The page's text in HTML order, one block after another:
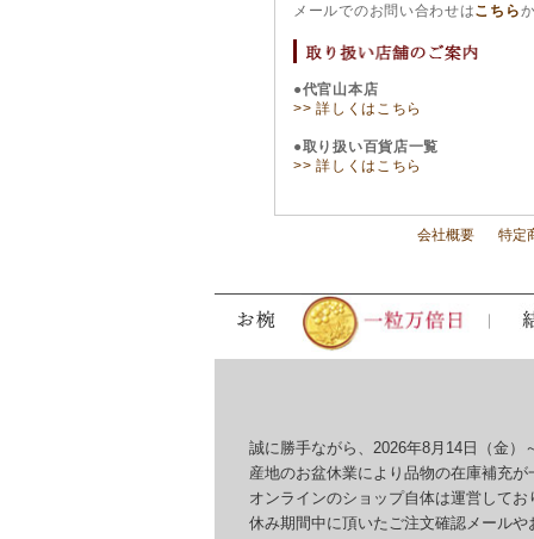
メールでのお問い合わせはこちら
●代官山本店
>> 詳しくはこちら
●取り扱い百貨店一覧
>> 詳しくはこちら
会社概要 特定
誠に勝手ながら、2026年8月14日（金）
産地のお盆休業により品物の在庫補充が
オンラインのショップ自体は運営してお
休み期間中に頂いたご注文確認メールや